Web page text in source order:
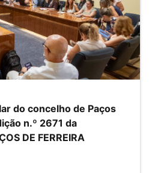
do concelho de Paços
n.º 2671 da
DE FERREIRA